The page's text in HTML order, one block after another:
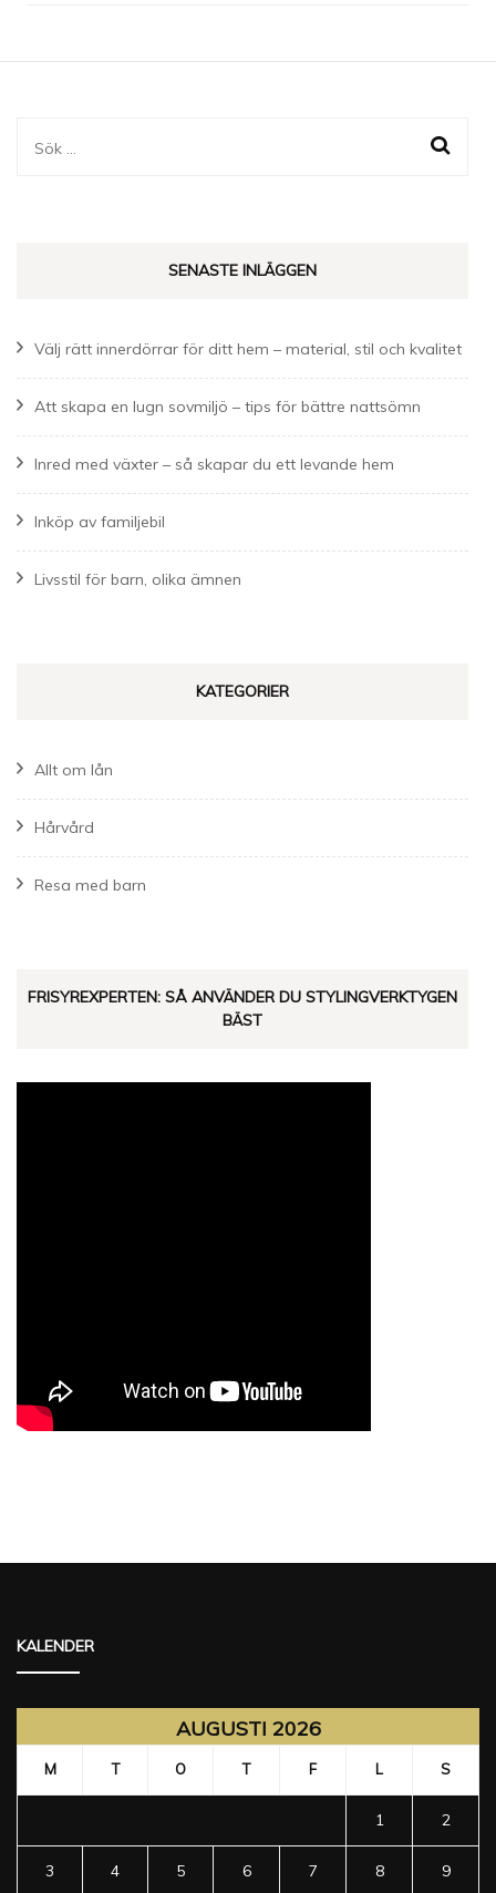
Sök
SENASTE INLÄGGEN
Välj rätt innerdörrar för ditt hem – material, stil och kvalitet
Att skapa en lugn sovmiljö – tips för bättre nattsömn
Inred med växter – så skapar du ett levande hem
Inköp av familjebil
Livsstil för barn, olika ämnen
KATEGORIER
Allt om lån
Hårvård
Resa med barn
FRISYREXPERTEN: SÅ ANVÄNDER DU STYLINGVERKTYGEN
BÄST
KALENDER
AUGUSTI 2026
M T O T F L S
1 2
3 4 5 6 7 8 9